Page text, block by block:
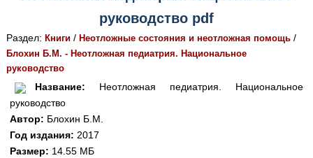
Видеогалерея 899
Истории болезней 1268
Лекции и презентации 2474
Аккредитационные тесты
Методические рекомендации
Восстановить пароль
Регистрация
руководство pdf
Раздел: Книги/ Неотложные состояния и неотложная помощь/
Блохин Б.М. - Неотложная педиатрия. Национальное
руководство
Название: Неотложная педиатрия. Национальное
руководство
Автор: Блохин Б.М.
Год издания: 2017
Размер: 14.55 МБ